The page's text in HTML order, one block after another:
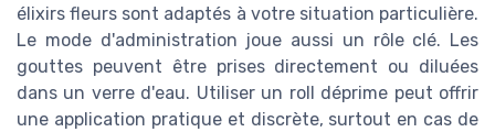
élixirs fleurs sont adaptés à votre situation particulière.
Le mode d'administration joue aussi un rôle clé. Les
gouttes peuvent être prises directement ou diluées
dans un verre d'eau. Utiliser un roll déprime peut offrir
une application pratique et discrète, surtout en cas de